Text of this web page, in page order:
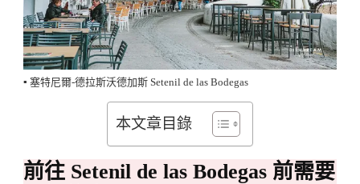
▪️ 塞特尼爾-德拉斯沃德加斯 Setenil de las Bodegas
本文章目錄
前往 Setenil de las Bodegas 前需要